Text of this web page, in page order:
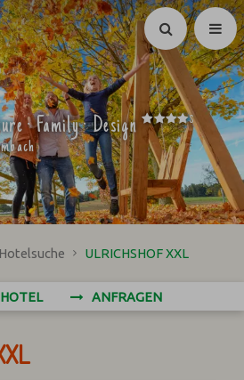
Suchen
· Family · Design ****
S
Hotelsuche ULRICHSHOF XXL
ANFRAGEN